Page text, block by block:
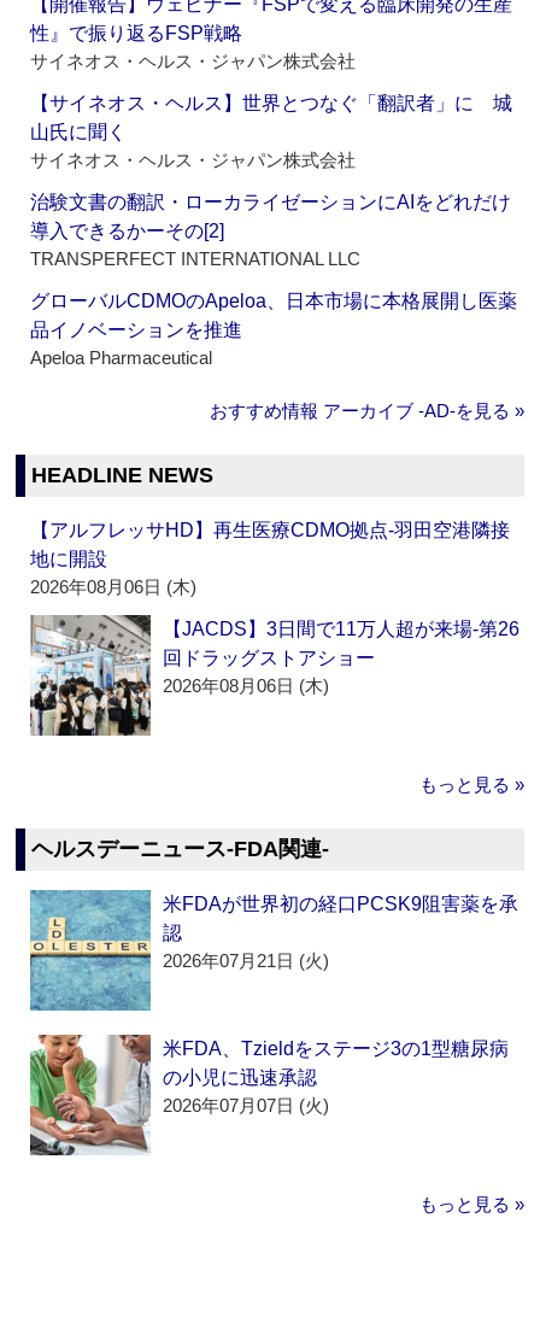
【開催報告】ウェビナー『FSPで変える臨床開発の生産
性』で振り返るFSP戦略
サイネオス・ヘルス・ジャパン株式会社
【サイネオス・ヘルス】世界とつなぐ「翻訳者」に 城
山氏に聞く
サイネオス・ヘルス・ジャパン株式会社
治験文書の翻訳・ローカライゼーションにAIをどれだけ
導入できるかーその[2]
TRANSPERFECT INTERNATIONAL LLC
グローバルCDMOのApeloa、日本市場に本格展開し医薬
品イノベーションを推進
Apeloa Pharmaceutical
おすすめ情報 アーカイブ ‐AD‐を見る »
HEADLINE NEWS
【アルフレッサHD】再生医療CDMO拠点‐羽田空港隣接
地に開設
2026年08月06日 (木)
【JACDS】3日間で11万人超が来場‐第26
回ドラッグストアショー
2026年08月06日 (木)
もっと見る »
ヘルスデーニュース‐FDA関連‐
米FDAが世界初の経口PCSK9阻害薬を承
認
2026年07月21日 (火)
米FDA、Tzieldをステージ3の1型糖尿病
の小児に迅速承認
2026年07月07日 (火)
もっと見る »